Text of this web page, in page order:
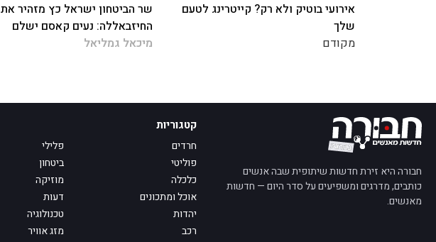
אירועי בוטיק ולא רק? קייטרינג לטעם
שלך
מקודם
שר הביטחון ישראל כץ מזהיר את
החיזבאללה: נעים קאסם ישלם
מיכאל גמליאל
חבורה היא זירת חדשות שיתופית שבה אנשים
כותבים, מדרגים ומשפיעים על סדר היום — חדשות
מאנשים.
קטגוריות
חרדים
פלילי
פוליטי
ביטחון
כלכלה
מוזיקה
אוכל ומתכונים
דעות
יהדות
טכנולוגיה
רכב
מזג אוויר